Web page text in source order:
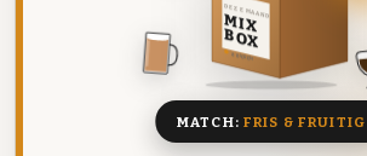
DEZE MAAND
MIX
BOX
8 BIEREN
MATCH: FRIS & FRUITIG